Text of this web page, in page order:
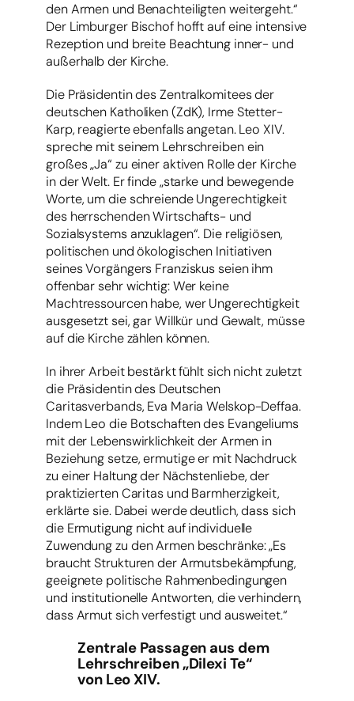
den Armen und Benachteiligten weitergeht.“
Der Limburger Bischof hofft auf eine intensive
Rezeption und breite Beachtung inner- und
außerhalb der Kirche.
Die Präsidentin des Zentralkomitees der
deutschen Katholiken (ZdK), Irme Stetter-
Karp, reagierte ebenfalls angetan. Leo XIV.
spreche mit seinem Lehrschreiben ein
großes „Ja“ zu einer aktiven Rolle der Kirche
in der Welt. Er finde „starke und bewegende
Worte, um die schreiende Ungerechtigkeit
des herrschenden Wirtschafts- und
Sozialsystems anzuklagen“. Die religiösen,
politischen und ökologischen Initiativen
seines Vorgängers Franziskus seien ihm
offenbar sehr wichtig: Wer keine
Machtressourcen habe, wer Ungerechtigkeit
ausgesetzt sei, gar Willkür und Gewalt, müsse
auf die Kirche zählen können.
In ihrer Arbeit bestärkt fühlt sich nicht zuletzt
die Präsidentin des Deutschen
Caritasverbands, Eva Maria Welskop-Deffaa.
Indem Leo die Botschaften des Evangeliums
mit der Lebenswirklichkeit der Armen in
Beziehung setze, ermutige er mit Nachdruck
zu einer Haltung der Nächstenliebe, der
praktizierten Caritas und Barmherzigkeit,
erklärte sie. Dabei werde deutlich, dass sich
die Ermutigung nicht auf individuelle
Zuwendung zu den Armen beschränke: „Es
braucht Strukturen der Armutsbekämpfung,
geeignete politische Rahmenbedingungen
und institutionelle Antworten, die verhindern,
dass Armut sich verfestigt und ausweitet.“
Zentrale Passagen aus dem
Lehrschreiben „Dilexi Te“
von Leo XIV.